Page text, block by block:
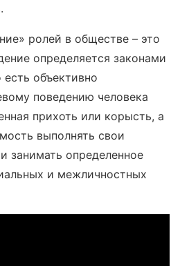
ролей в обществе – это
определяется законами
объективно
поведению человека
прихоть или корысть, а
выполнять свои
занимать определенное
и межличностных